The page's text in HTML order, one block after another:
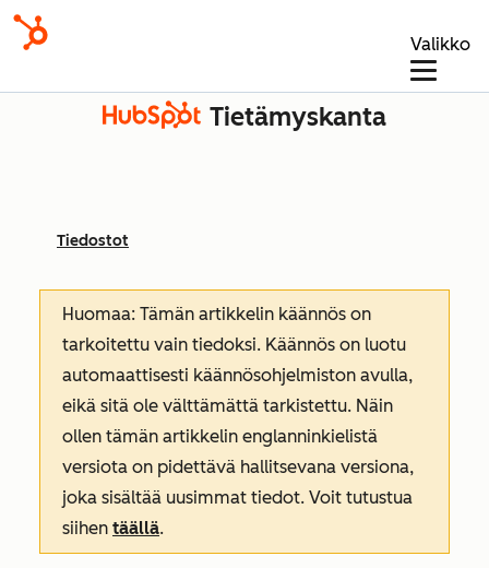
Valikko
Tietämyskanta
Tiedostot
Huomaa: Tämän artikkelin käännös on
tarkoitettu vain tiedoksi. Käännös on luotu
automaattisesti käännösohjelmiston avulla,
eikä sitä ole välttämättä tarkistettu. Näin
ollen tämän artikkelin englanninkielistä
versiota on pidettävä hallitsevana versiona,
joka sisältää uusimmat tiedot. Voit tutustua
siihen täällä.